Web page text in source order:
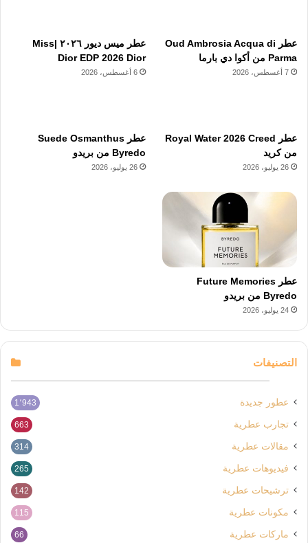
عطر Oud Ambrosia Acqua di
Parma من أكوا دي بارما
7 أغسطس، 2026
عطر ميس ديور ٢٠٢٦ |Miss
Dior EDP 2026 Dior
6 أغسطس، 2026
عطر Royal Water 2026 Creed
من كريد
26 يوليو، 2026
عطر Suede Osmanthus
Byredo من بريدو
26 يوليو، 2026
عطر Future Memories
Byredo من بريدو
24 يوليو، 2026
التصنيفات
عطور جديدة 1٬943
تجارب عطرية 663
مقالات عطرية 314
فيديوهات عطرية 265
ترشيحات عطرية 142
مكونات عطرية 115
ماركات عطرية 66